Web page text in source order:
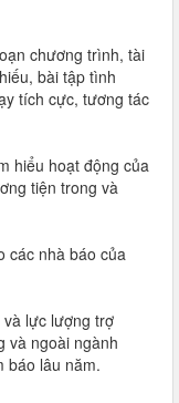
chương trình, tài
bài tập tình
tích cực, tương tác
hiểu hoạt động của
tiện trong và
các nhà báo của
lực lượng trợ
và ngoài ngành
báo lâu năm.